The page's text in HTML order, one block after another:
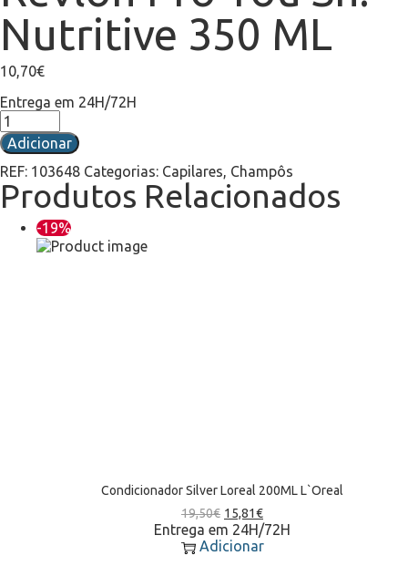
Nutritive 350 ML
10,70€
Entrega em 24H/72H
Adicionar
REF: 103648 Categorias: Capilares, Champôs
Produtos Relacionados
-19%
Condicionador Silver Loreal 200ML L`Oreal
19,50€ 15,81€
Entrega em 24H/72H
Adicionar